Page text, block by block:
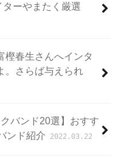
ーやまたく厳選
樫春生さんへインタ
。さらば与えられ
クバンド20選】おすす
ンド紹介
2022.03.22